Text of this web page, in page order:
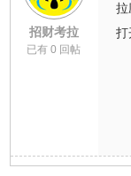
招财考拉
已有 0 回帖
拉
打